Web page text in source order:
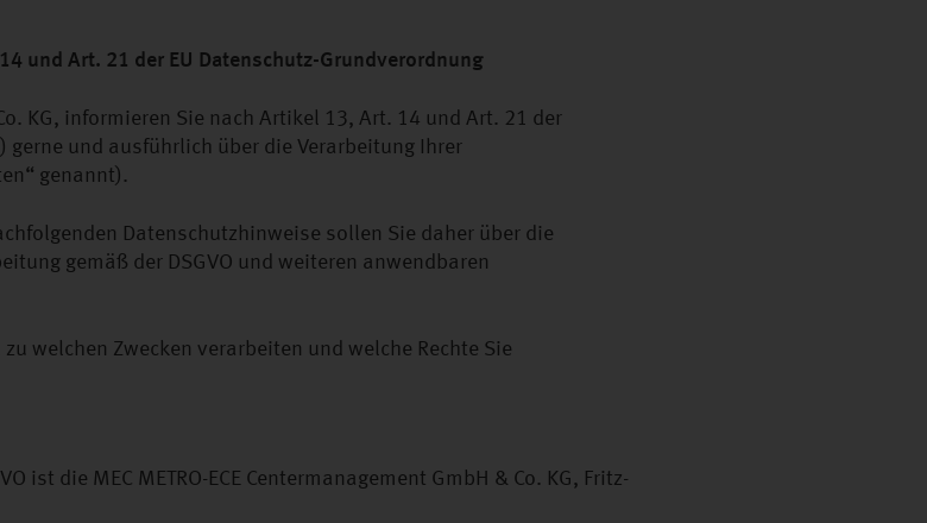
und Art. 21 der EU Datenschutz-Grundverordnung
KG, informieren Sie nach Artikel 13, Art. 14 und Art. 21 der
gerne und ausführlich über die Verarbeitung Ihrer
genannt).
Datenschutzhinweise sollen Sie daher über die
gemäß der DSGVO und weiteren anwendbaren
welchen Zwecken verarbeiten und welche Rechte Sie
ist die MEC METRO-ECE Centermanagement GmbH & Co. KG, Fritz-